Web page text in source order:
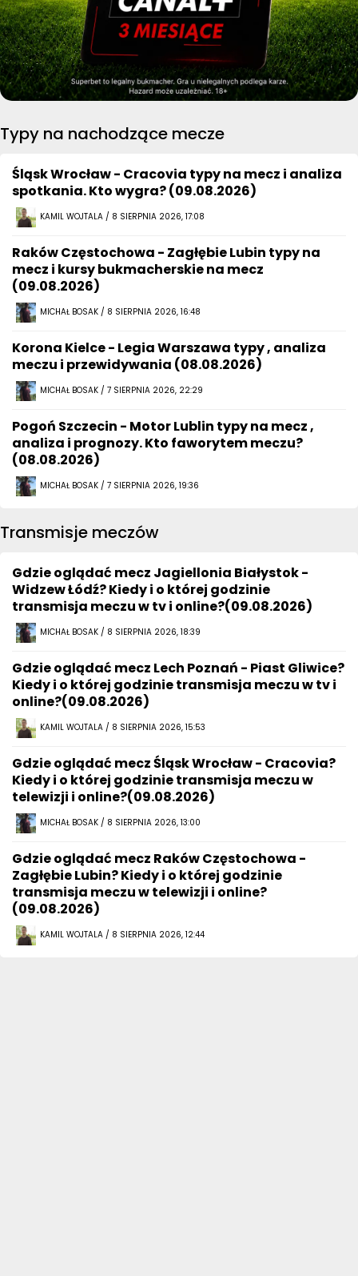
Typy na nachodzące mecze
Śląsk Wrocław - Cracovia typy na mecz i analiza
spotkania. Kto wygra? (09.08.2026)
KAMIL WOJTALA / 8 SIERPNIA 2026, 17:08
Raków Częstochowa - Zagłębie Lubin typy na
mecz i kursy bukmacherskie na mecz
(09.08.2026)
MICHAŁ BOSAK / 8 SIERPNIA 2026, 16:48
Korona Kielce - Legia Warszawa typy , analiza
meczu i przewidywania (08.08.2026)
MICHAŁ BOSAK / 7 SIERPNIA 2026, 22:29
Pogoń Szczecin - Motor Lublin typy na mecz ,
analiza i prognozy. Kto faworytem meczu?
(08.08.2026)
MICHAŁ BOSAK / 7 SIERPNIA 2026, 19:36
Transmisje meczów
Gdzie oglądać mecz Jagiellonia Białystok -
Widzew Łódź? Kiedy i o której godzinie
transmisja meczu w tv i online?(09.08.2026)
MICHAŁ BOSAK / 8 SIERPNIA 2026, 18:39
Gdzie oglądać mecz Lech Poznań - Piast Gliwice?
Kiedy i o której godzinie transmisja meczu w tv i
online?(09.08.2026)
KAMIL WOJTALA / 8 SIERPNIA 2026, 15:53
Gdzie oglądać mecz Śląsk Wrocław - Cracovia?
Kiedy i o której godzinie transmisja meczu w
telewizji i online?(09.08.2026)
MICHAŁ BOSAK / 8 SIERPNIA 2026, 13:00
Gdzie oglądać mecz Raków Częstochowa -
Zagłębie Lubin? Kiedy i o której godzinie
transmisja meczu w telewizji i online?
(09.08.2026)
KAMIL WOJTALA / 8 SIERPNIA 2026, 12:44